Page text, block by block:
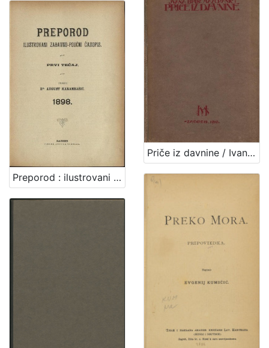
Priče iz davnine / Ivana Brlić Mažuranić ; [ilustrovao Petar Orlić]
Preporod : ilustrovani zabavno-poučni časopis / [vlasnik, izdavač i odgovorni urednik August Harambašić]